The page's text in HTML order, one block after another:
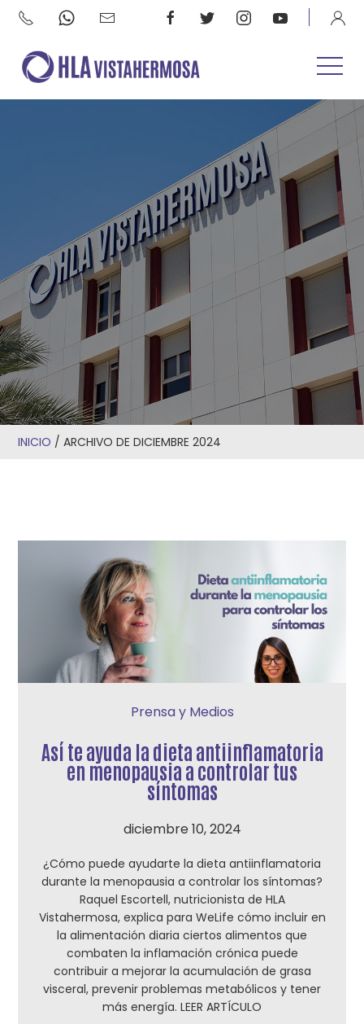
INICIO /ARCHIVO DE DICIEMBRE 2024
Prensa y Medios
Así te ayuda la dieta antiinflamatoria
en menopausia a controlar tus
síntomas
diciembre 10, 2024
¿Cómo puede ayudarte la dieta antiinflamatoria
durante la menopausia a controlar los síntomas?
Raquel Escortell, nutricionista de HLA
Vistahermosa, explica para WeLife cómo incluir en
la alimentación diaria ciertos alimentos que
combaten la inflamación crónica puede
contribuir a mejorar la acumulación de grasa
visceral, prevenir problemas metabólicos y tener
más energía. LEER ARTÍCULO